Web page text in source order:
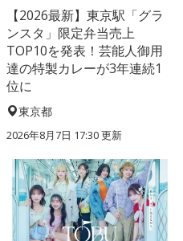
【2026最新】東京駅「グラ
ンスタ」限定弁当売上
TOP10を発表！芸能人御用
達の特製カレーが3年連続1
位に
東京都
2026年8月7日 17:30更新